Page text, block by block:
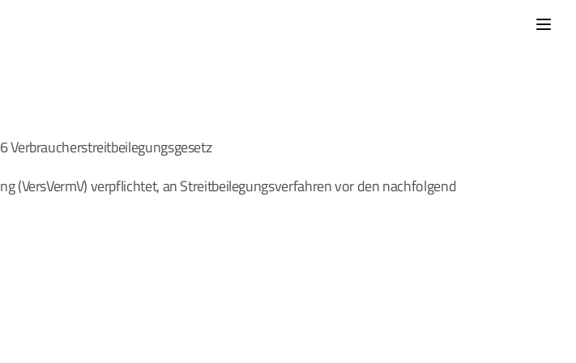
Verbraucherstreitbeilegungsgesetz
(VersVermV) verpflichtet, an Streitbeilegungsverfahren vor den nachfolgend